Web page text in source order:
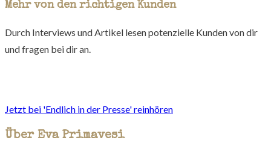
Mehr von den richtigen Kunden
Durch Interviews und Artikel lesen potenzielle Kunden von dir
und fragen bei dir an.
Jetzt bei 'Endlich in der Presse' reinhören
Über Eva Primavesi